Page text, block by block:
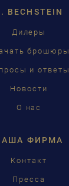
BECHSTEIN
Дилеры
брошюры
и ответы
Новости
О нас
ФИРМА
Контакт
Пресса